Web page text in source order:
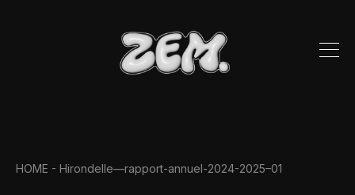
HOME - Hirondelle—rapport-annuel-2024-2025–01